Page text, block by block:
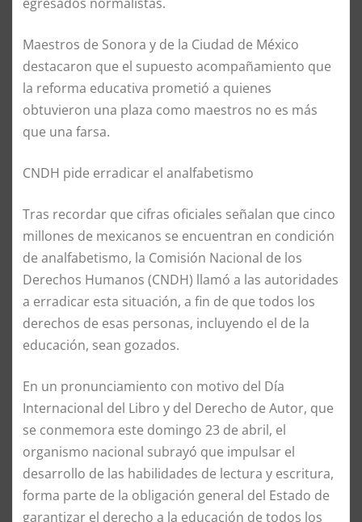
Maestros de Sonora y de la Ciudad de México
destacaron que el supuesto acompañamiento que
la reforma educativa prometió a quienes
obtuvieron una plaza como maestros no es más
que una farsa.
CNDH pide erradicar el analfabetismo
Tras recordar que cifras oficiales señalan que cinco
millones de mexicanos se encuentran en condición
de analfabetismo, la Comisión Nacional de los
Derechos Humanos (CNDH) llamó a las autoridades
a erradicar esta situación, a fin de que todos los
derechos de esas personas, incluyendo el de la
educación, sean gozados.
En un pronunciamiento con motivo del Día
Internacional del Libro y del Derecho de Autor, que
se conmemora este domingo 23 de abril, el
organismo nacional subrayó que impulsar el
desarrollo de las habilidades de lectura y escritura,
forma parte de la obligación general del Estado de
garantizar el derecho a la educación de todos los